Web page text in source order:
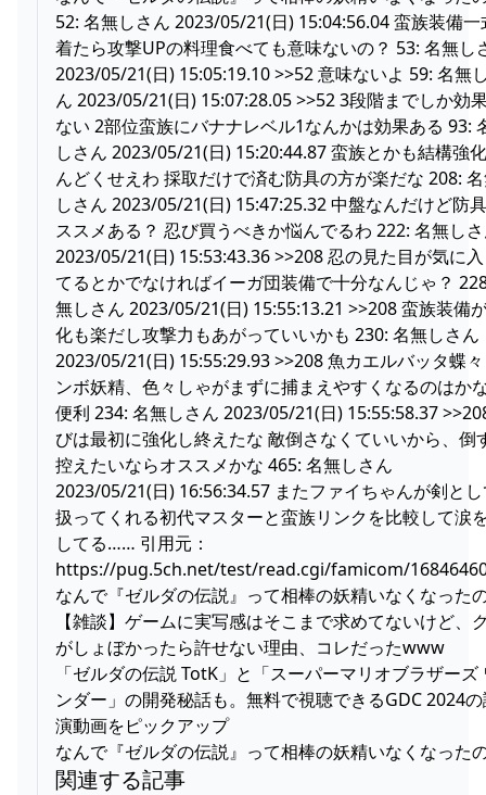
52: 名無しさん 2023/05/21(日) 15:04:56.04 蛮族装備一
着たら攻撃UPの料理食べても意味ないの？ 53: 名無し
2023/05/21(日) 15:05:19.10 >>52 意味ないよ 59: 名無
ん 2023/05/21(日) 15:07:28.05 >>52 3段階までしか効
ない 2部位蛮族にバナナレベル1なんかは効果ある 93:
しさん 2023/05/21(日) 15:20:44.87 蛮族とかも結構強
んどくせえわ 採取だけで済む防具の方が楽だな 208:
しさん 2023/05/21(日) 15:47:25.32 中盤なんだけど防
ススメある？ 忍び買うべきか悩んでるわ 222: 名無し
2023/05/21(日) 15:53:43.36 >>208 忍の見た目が気に
てるとかでなければイーガ団装備で十分なんじゃ？
無しさん 2023/05/21(日) 15:55:13.21 >>208 蛮族装備
化も楽だし攻撃力もあがっていいかも 230: 名無しさん
2023/05/21(日) 15:55:29.93 >>208 魚カエルバッタ蝶
ンボ妖精、色々しゃがまずに捕まえやすくなるのはか
便利 234: 名無しさん 2023/05/21(日) 15:55:58.37
びは最初に強化し終えたな 敵倒さなくていいから、倒
控えたいならオススメかな 465: 名無しさん
2023/05/21(日) 16:56:34.57 またファイちゃんが剣と
扱ってくれる初代マスターと蛮族リンクを比較して涙
してる…… 引用元：
https://pug.5ch.net/test/read.cgi/famicom/
なんで『ゼルダの伝説』って相棒の妖精いなくなった
【雑談】ゲームに実写感はそこまで求めてないけど、
がしょぼかったら許せない理由、コレだったwww
「ゼルダの伝説 TotK」と「スーパーマリオブラザーズ
ンダー」の開発秘話も。無料で視聴できるGDC 2024
演動画をピックアップ
なんで『ゼルダの伝説』って相棒の妖精いなくなった
関連する記事